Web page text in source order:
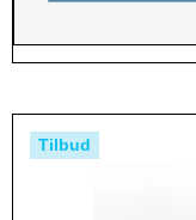
Tilbud